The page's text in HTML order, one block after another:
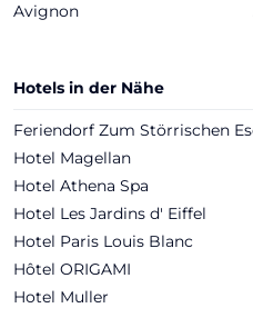
Avignon
Hotels in der Nähe
Feriendorf Zum Störrischen
Hotel Magellan
Hotel Athena Spa
Hotel Les Jardins d' Eiffel
Hotel Paris Louis Blanc
Hôtel ORIGAMI
Hotel Muller